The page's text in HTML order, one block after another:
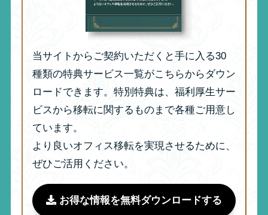
当サイトからご契約いただくと手に入る30
種類の特典サービス一覧がこちらからダウン
ロードできます。特別特典は、福利厚生サー
ビスから移転に関するものまで各種ご用意し
ています。
より良いオフィス移転を実現させるために、
ぜひご活用ください。
お得な情報を無料ダウンロードする